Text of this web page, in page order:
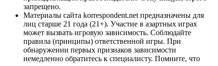
запрещено.
Материалы сайта korrespondent.net предназначены для
лиц старше 21 года (21+). Участие в азартных играх
может вызвать игровую зависимость. Соблюдайте
правила (принципы) ответственной игры. При
обнаружении первых признаков зависимости
немедленно обратитесь к специалисту. Помните, что